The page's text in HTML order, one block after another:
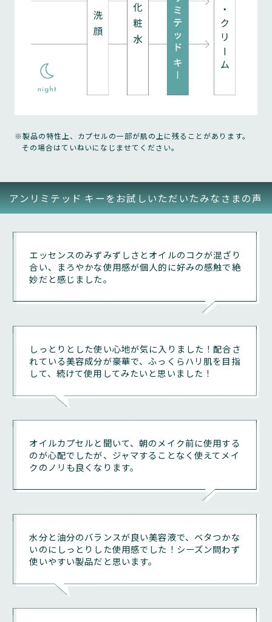
本サービスの運営を妨げる行為、その他本サービスに支
障をきたすおそれのある行為
クレジットカードを不正使用して本サービスを利用する
行為
（4）
不正に使用する行為
誉等を損ねる行為、またはそれらのおそれのある行為
（6）
他のお客さま、第三者、もしくは当社の商標権、著作
権、プライバシーその他の権利を侵害する行為、または
それらのおそれのある行為
公序良俗に反する行為その他法令に違反する行為、また
（8）
買、名義変更、質権の設定その他の担保に供する等の行
為
（9）
有害なコンピュータプログラム等の送信または書き込み
たは送信する行為、その他当社がスパムと判断する行為
（11）
その他、当社が不適切と判断する行為、または本規約に
違反する行為
※製品の特性上、カプセルの一部が肌の上に残ることがあります。
その場合はていねいになじませてください。
アンリミテッド キーをお試しいただいたみなさまの声
エッセンスのみずみずしさとオイルのコクが混ざり
合い、まろやかな使用感が個人的に好みの感触で絶
妙だと感じました。
しっとりとした使い心地が気に入りました！配合さ
れている美容成分が豪華で、ふっくらハリ肌を目指
して、続けて使用してみたいと思いました！
オイルカプセルと聞いて、朝のメイク前に使用する
のが心配でしたが、ジャマすることなく使えてメイ
クのノリも良くなります。
水分と油分のバランスが良い美容液で、ベタつかな
いのにしっとりした使用感でした！シーズン問わず
使いやすい製品だと思います。